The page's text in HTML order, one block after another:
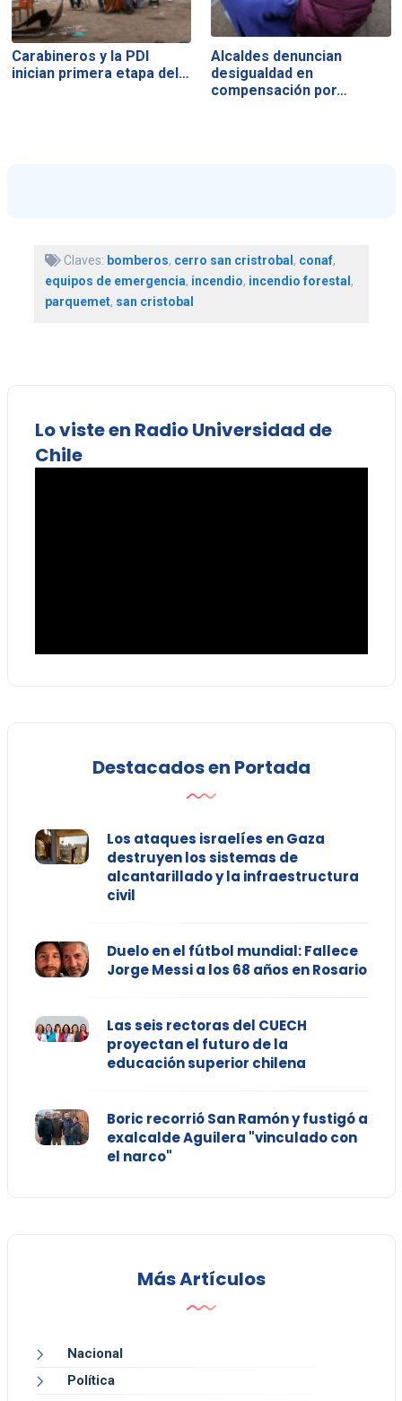
Carabineros y la PDI
inician primera etapa del…
Alcaldes denuncian
desigualdad en
compensación por…
Claves: bomberos, cerro san cristrobal, conaf,
equipos de emergencia, incendio, incendio forestal,
parquemet, san cristobal
Lo viste en Radio Universidad de
Chile
Destacados en Portada
Los ataques israelíes en Gaza
destruyen los sistemas de
alcantarillado y la infraestructura
civil
Duelo en el fútbol mundial: Fallece
Jorge Messi a los 68 años en Rosario
Las seis rectoras del CUECH
proyectan el futuro de la
educación superior chilena
Boric recorrió San Ramón y fustigó a
exalcalde Aguilera "vinculado con
el narco"
Más Artículos
Nacional
Política